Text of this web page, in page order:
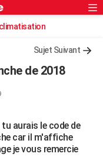
Rechercher
Sujet Suivant
de 2018
aurais le code de
car il m'affiche
je vous remercie